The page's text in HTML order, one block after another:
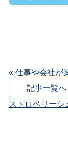
« 仕事や会社が
記事一覧へ
ストロベリーシ